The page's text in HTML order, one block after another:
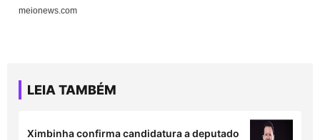
LEIA TAMBÉM
Ximbinha confirma candidatura a deputado